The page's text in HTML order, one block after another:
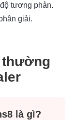
tương phản.
giải.
thường
là gì?